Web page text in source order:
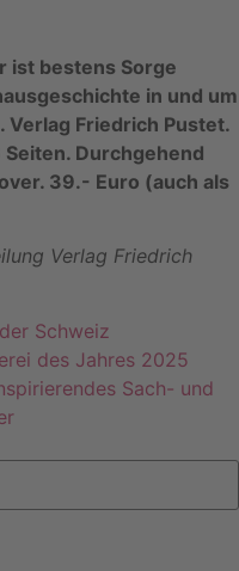
ist bestens Sorge
in und um
Verlag Friedrich Pustet.
Durchgehend
39.- Euro (auch als
Verlag Friedrich
Schweiz
des Jahres 2025
Sach- und